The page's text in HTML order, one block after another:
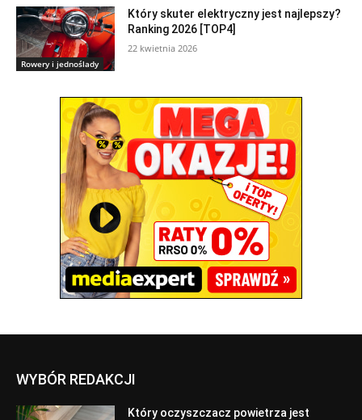
Rowery i jednoślady
Który skuter elektryczny jest najlepszy?
Ranking 2026 [TOP4]
22 kwietnia 2026
WYBÓR REDAKCJI
Który oczyszczacz powietrza jest